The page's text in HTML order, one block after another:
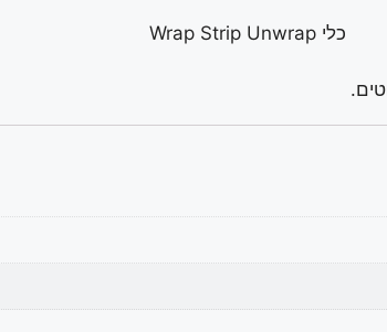
כלי Wrap Strip Unwrap